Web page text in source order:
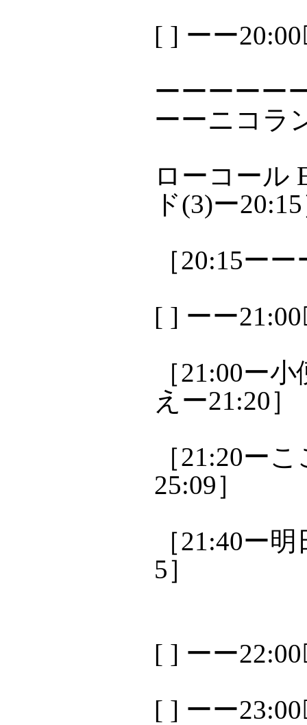
[ ] ーー
ーーーーー
ーーニコラ
ローコール
ド(3)ー
［20:15ー
[ ] ーー
［21:00ー
えー21:20］
［21:20ー
25:09］
［21:40ー
5］
[ ] ーー
[ ] ーー